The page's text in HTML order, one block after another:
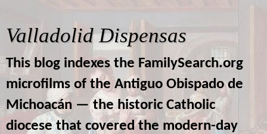
Valladolid Dispensas
This blog indexes the FamilySearch.org
microfilms of the Antiguo Obispado de
Michoacán — the historic Catholic
diocese that covered the modern-day